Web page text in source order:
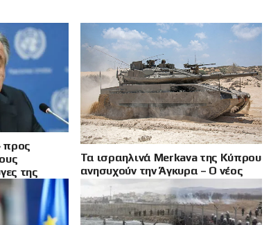
προς
της
Τα ισραηλινά Merkava της Κύπρου
ανησυχούν την Άγκυρα – Ο νέος
άξονας με Ισραήλ και Γαλλία